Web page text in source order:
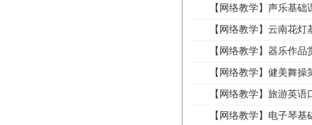
【网络教学】声乐基础
【网络教学】云南花
【网络教学】器乐作品
【网络教学】健美舞操
【网络教学】旅游英语
【网络教学】电子琴基